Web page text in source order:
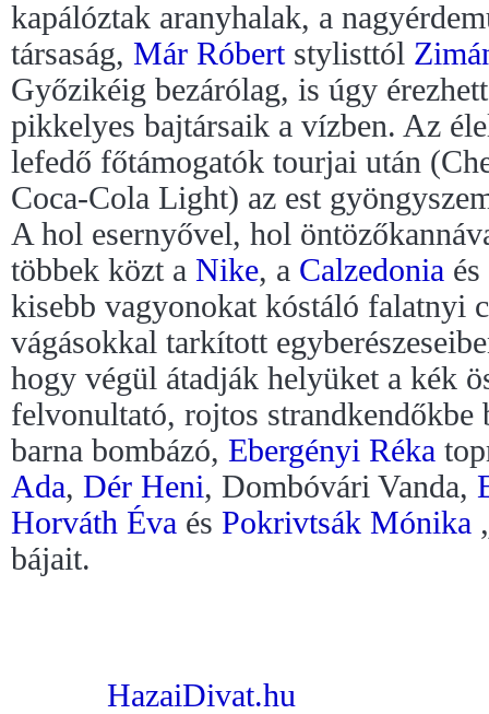
kapálóztak aranyhalak, a
társaság, Már Róbertstylisttól
Győzikéig bezárólag, is úgy
pikkelyes bajtársaik a vízben. Az
lefedő főtámogatók tourjai után
Coca-Cola Light) az est
A hol esernyővel, hol
többek közt a Nike, a Calzedonia
kisebb vagyonokat kóstáló falatnyi
vágásokkal tarkított
hogy végül átadják helyüket a kék
felvonultató, rojtos strandkendőkbe
barna bombázó, Ebergényi Réka
Ada, Dér Heni, Dombóvári Vanda,
Horváth Éva és Pokrivtsák Mónika
bájait.
HazaiDivat.hu